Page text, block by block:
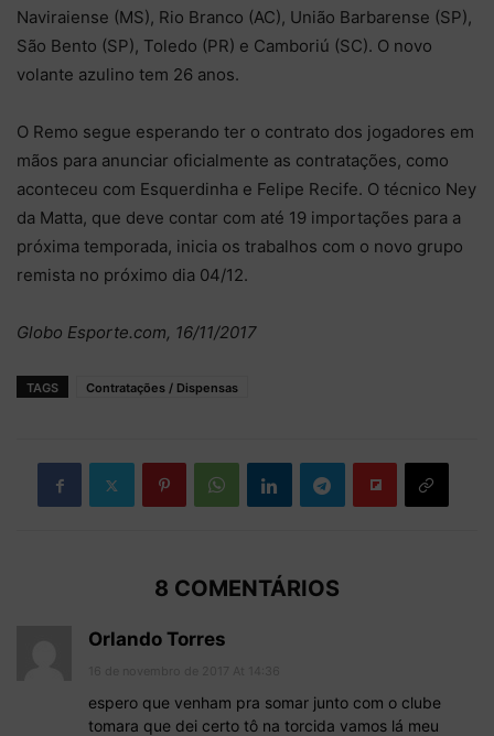
Naviraiense (MS), Rio Branco (AC), União Barbarense (SP),
São Bento (SP), Toledo (PR) e Camboriú (SC). O novo
volante azulino tem 26 anos.
O Remo segue esperando ter o contrato dos jogadores em
mãos para anunciar oficialmente as contratações, como
aconteceu com Esquerdinha e Felipe Recife. O técnico Ney
da Matta, que deve contar com até 19 importações para a
próxima temporada, inicia os trabalhos com o novo grupo
remista no próximo dia 04/12.
Globo Esporte.com, 16/11/2017
TAGS Contratações / Dispensas
8 COMENTÁRIOS
Orlando Torres
espero que venham pra somar junto com o clube
tomara que dei certo tô na torcida vamos lá meu